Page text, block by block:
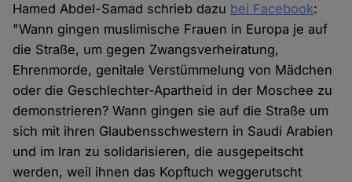
Hamed Abdel-Samad schrieb dazu bei Facebook:
"Wann gingen muslimische Frauen in Europa je auf
die Straße, um gegen Zwangsverheiratung,
Ehrenmorde, genitale Verstümmelung von Mädchen
oder die Geschlechter-Apartheid in der Moschee zu
demonstrieren? Wann gingen sie auf die Straße um
sich mit ihren Glaubensschwestern in Saudi Arabien
und im Iran zu solidarisieren, die ausgepeitscht
werden, weil ihnen das Kopftuch weggerutscht